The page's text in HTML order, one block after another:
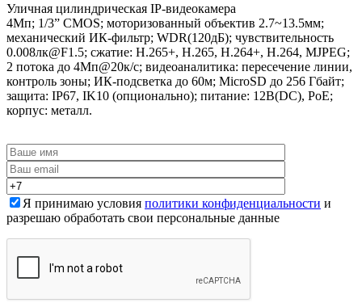
ZS
quantity
Уличная цилиндрическая IP-видеокамера
4Мп; 1/3” CMOS; моторизованный объектив 2.7~13.5мм;
механический ИК-фильтр; WDR(120дБ); чувствительность
0.008лк@F1.5; сжатие: H.265+, H.265, H.264+, H.264, MJPEG;
2 потока до 4Мп@20к/с; видеоаналитика: пересечение линии,
контроль зоны; ИК-подсветка до 60м; MicroSD до 256 Гбайт;
защита: IP67, IK10 (опционально); питание: 12В(DC), PoE;
корпус: металл.
Я принимаю условия политики конфиденциальности и
разрешаю обработать свои персональные данные